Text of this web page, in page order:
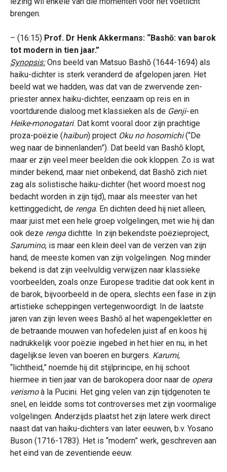
brengen.
– (16:15) Prof. Dr Henk Akkermans: “Bashō: van barok
tot modern in tien jaar.”
Synopsis:Ons beeld van Matsuo Bashō (1644-1694) als
haiku-dichter is sterk veranderd de afgelopen jaren. Het
beeld wat we hadden, was dat van de zwervende zen-
priester annex haiku-dichter, eenzaam op reis en in
voortdurende dialoog met klassieken als de Genji-en
Heike-monogatari. Dat komt vooral door zijn prachtige
proza-poëzie (haibun) project Oku no hosomichi(“De
weg naar de binnenlanden”). Dat beeld van Bashō klopt,
maar er zijn veel meer beelden die ook kloppen. Zo is wat
minder bekend, maar niet onbekend, dat Bashō zich niet
zag als solistische haiku-dichter (het woord moest nog
bedacht worden in zijn tijd), maar als meester van het
kettinggedicht, de renga. En dichten deed hij niet alleen,
maar juist met een hele groep volgelingen, met wie hij dan
ook deze renga dichtte. In zijn bekendste poëzieproject,
Sarumino, is maar een klein deel van de verzen van zijn
hand; de meeste komen van zijn volgelingen. Nog minder
bekend is dat zijn veelvuldig verwijzen naar klassieke
voorbeelden, zoals onze Europese traditie dat ook kent in
de barok, bijvoorbeeld in de opera, slechts een fase in zijn
artistieke scheppingen vertegenwoordigt. In de laatste
jaren van zijn leven wees Bashō al het wapengekletter en
de betraande mouwen van hofedelen juist af en koos hij
nadrukkelijk voor poëzie ingebed in het hier en nu, in het
dagelijkse leven van boeren en burgers. Karumi,
“lichtheid,” noemde hij dit stijlprincipe, en hij schoot
hiermee in tien jaar van de barokopera door naar de opera
verismoà la Pucini. Het ging velen van zijn tijdgenoten te
snel, en leidde soms tot controverses met zijn voormalige
volgelingen. Anderzijds plaatst het zijn latere werk direct
naast dat van haiku-dichters van later eeuwen, b.v. Yosano
Buson (1716-1783). Het is “modern” werk, geschreven aan
het eind van de zeventiende eeuw.